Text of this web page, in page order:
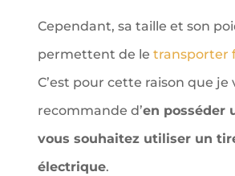
Cependant, sa taille et son
permettent de le transporter
C’est pour cette raison que je
recommande d’en posséder
vous souhaitez utiliser un
électrique.